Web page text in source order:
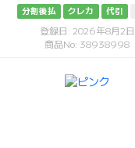
分割後払 クレカ 代引
登録日: 2026年8月2日
商品No: 38938998